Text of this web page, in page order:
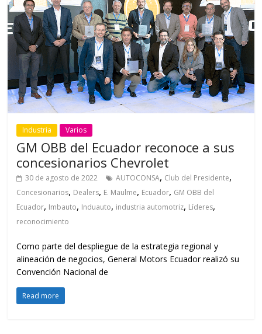
Industria Varios
GM OBB del Ecuador reconoce a sus
concesionarios Chevrolet
30 de agosto de 2022 AUTOCONSA, Club del Presidente,
Concesionarios, Dealers, E. Maulme, Ecuador, GM OBB del
Ecuador, Imbauto, Induauto, industria automotriz, Líderes,
reconocimiento
Como parte del despliegue de la estrategia regional y
alineación de negocios, General Motors Ecuador realizó su
Convención Nacional de
Read more